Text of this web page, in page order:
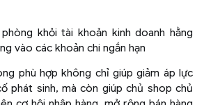
khỏi tài khoản kinh doanh hằng
vào các khoản chi ngắn hạn
phù hợp không chỉ giúp giảm áp lực
phát sinh, mà còn giúp chủ shop chủ